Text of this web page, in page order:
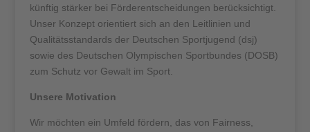
künftig stärker bei Förderentscheidungen berücksichtigt.
Unser Konzept orientiert sich an den Leitlinien und
Qualitätsstandards der Deutschen Sportjugend (dsj)
sowie des Deutschen Olympischen Sportbundes (DOSB)
zum Schutz vor Gewalt im Sport.
Unsere Motivation
Wir möchten ein Umfeld fördern, das von Fairness,